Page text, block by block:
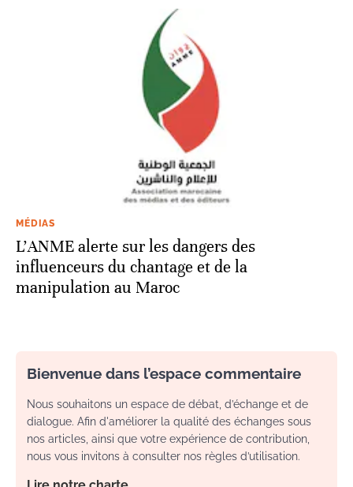
MÉDIAS
L’ANME alerte sur les dangers des
influenceurs du chantage et de la
manipulation au Maroc
Bienvenue dans l’espace commentaire
Nous souhaitons un espace de débat, d’échange et de
dialogue. Afin d'améliorer la qualité des échanges sous
nos articles, ainsi que votre expérience de contribution,
nous vous invitons à consulter nos règles d’utilisation.